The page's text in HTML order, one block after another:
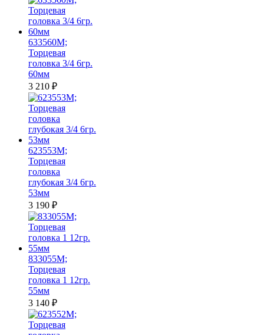
633560M;
Торцевая
головка 3/4 6гр.
60мм
3 210 ₽
623553M;
Торцевая
головка
глубокая 3/4 6гр.
53мм
3 190 ₽
833055M;
Торцевая
головка 1 12гр.
55мм
3 140 ₽